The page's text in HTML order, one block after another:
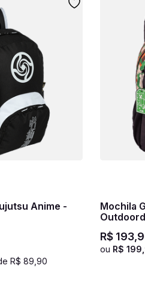
Anime -
R$ 89,90
Mochila
R$ 193,
ou R$ 199,